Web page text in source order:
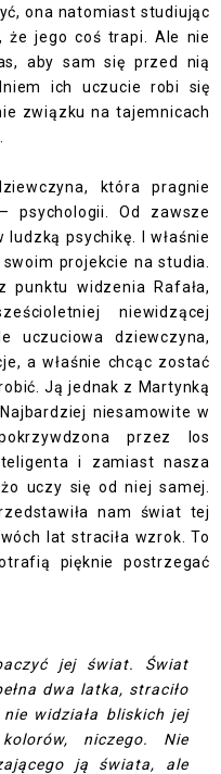
ona natomiast studiując
że jego coś trapi. Ale nie
aby sam się przed nią
ich uczucie robi się
związku na tajemnicach
która pragnie
psychologii. Od zawsze
ludzką psychikę. I właśnie
projekcie na studia.
punktu widzenia Rafała,
niewidzącej
uczuciowa dziewczyna,
a właśnie chcąc zostać
Ją jednak z Martynką
niesamowite w
przez los
i zamiast nasza
uczy się od niej samej.
nam świat tej
lat straciła wzrok. To
pięknie postrzegać
jej świat. Świat
dwa latka, straciło
widziała bliskich jej
niczego. Nie
ją świata, ale